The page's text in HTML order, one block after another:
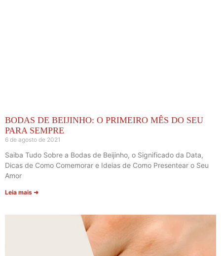
BODAS DE BEIJINHO: O PRIMEIRO MÊS DO SEU
PARA SEMPRE
6 de agosto de 2021
Saiba Tudo Sobre a Bodas de Beijinho, o Significado da Data,
Dicas de Como Comemorar e Ideias de Como Presentear o Seu
Amor
Leia mais ➜